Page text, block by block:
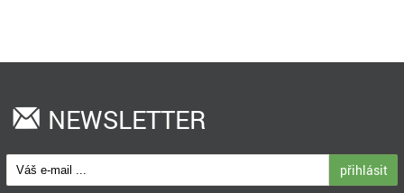
NEWSLETTER
přihlásit